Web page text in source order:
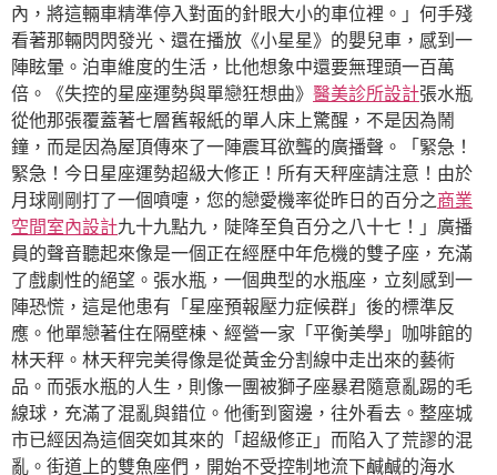
內，將這輛車精準停入對面的針眼大小的車位裡。」何手殘
看著那輛閃閃發光、還在播放《小星星》的嬰兒車，感到一
陣眩暈。泊車維度的生活，比他想象中還要無理頭一百萬
倍。《失控的星座運勢與單戀狂想曲》 醫美診所設計張水瓶
從他那張覆蓋著七層舊報紙的單人床上驚醒，不是因為鬧
鐘，而是因為屋頂傳來了一陣震耳欲聾的廣播聲。「緊急！
緊急！今日星座運勢超級大修正！所有天秤座請注意！由於
月球剛剛打了一個噴嚏，您的戀愛機率從昨日的百分之商業
空間室內設計九十九點九，陡降至負百分之八十七！」廣播
員的聲音聽起來像是一個正在經歷中年危機的雙子座，充滿
了戲劇性的絕望。張水瓶，一個典型的水瓶座，立刻感到一
陣恐慌，這是他患有「星座預報壓力症候群」後的標準反
應。他單戀著住在隔壁棟、經營一家「平衡美學」咖啡館的
林天秤。林天秤完美得像是從黃金分割線中走出來的藝術
品。而張水瓶的人生，則像一團被獅子座暴君隨意亂踢的毛
線球，充滿了混亂與錯位。他衝到窗邊，往外看去。整座城
市已經因為這個突如其來的「超級修正」而陷入了荒謬的混
亂。街道上的雙魚座們，開始不受控制地流下鹹鹹的海水